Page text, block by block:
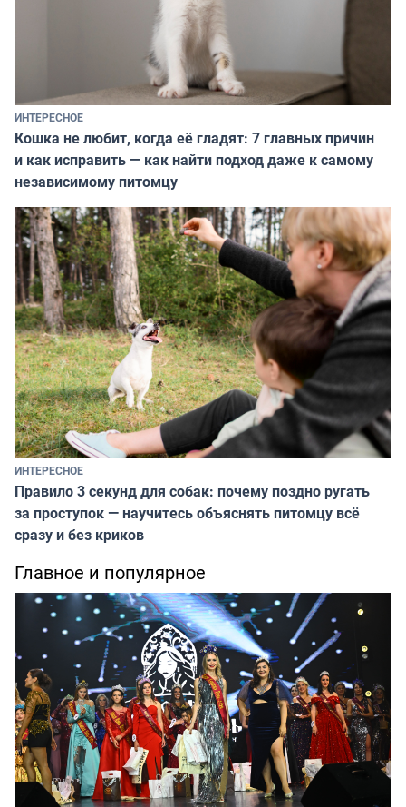
ИНТЕРЕСНОЕ
Кошка не любит, когда её гладят: 7 главных причин
и как исправить — как найти подход даже к самому
независимому питомцу
ИНТЕРЕСНОЕ
Правило 3 секунд для собак: почему поздно ругать
за проступок — научитесь объяснять питомцу всё
сразу и без криков
Главное и популярное